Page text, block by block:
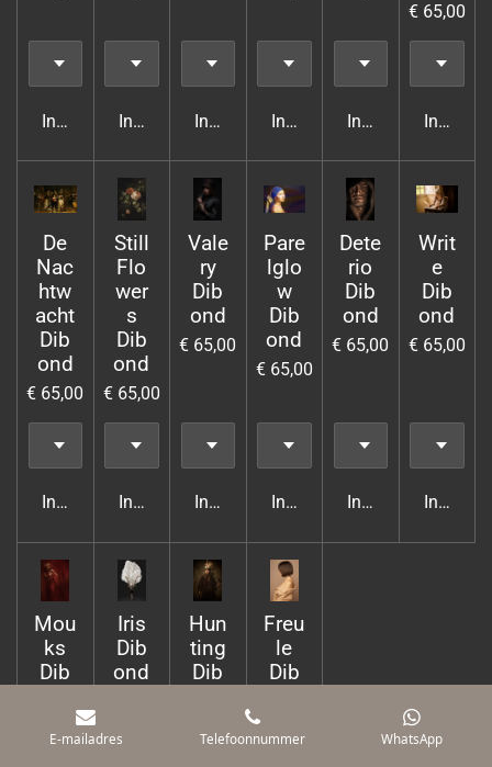
In winkelwagenIn winkelwagenIn winkelwagenIn winkelwagenIn winkelwagen
€ 65,00
In
De
Nac
htw
acht
Dib
ond
€ 65,00
In winkelwagen
Still
Flo
wer
s
Dib
ond
€ 65,00
In winkelwagen
Vale
ry
Dib
ond
€ 65,00
In winkelwagen
Pare
lglo
w
Dib
ond
€ 65,00
In winkelwagen
Dete
rio
Dib
ond
€ 65,00
In winkelwagen
Writ
e
Dib
ond
€ 65,00
In
Mou
ks
Dib
€ 65,00
Iris
Dib
ond
Hun
ting
Dib
Freu
le
Dib
€ 65,00
E-mailadres Telefoonnummer WhatsApp